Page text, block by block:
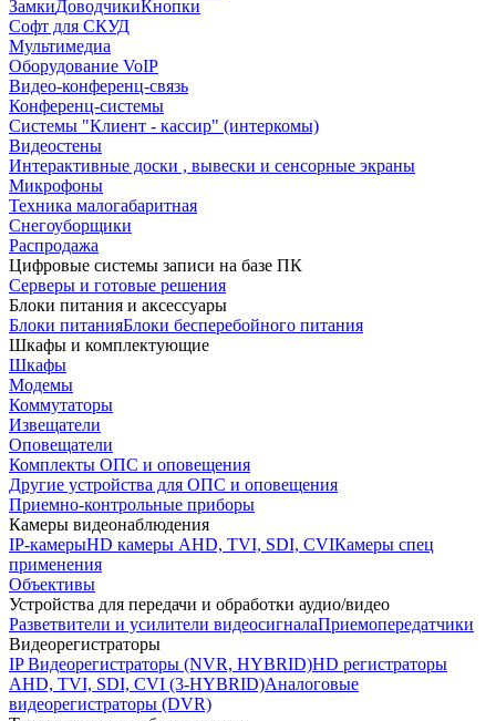
ЗамкиДоводчикиКнопки
Софт для СКУД
Мультимедиа
Оборудование VoIP
Видео-конференц-связь
Конференц-системы
Системы "Клиент - кассир" (интеркомы)
Видеостены
Интерактивные доски , вывески и сенсорные экраны
Микрофоны
Техника малогабаритная
Снегоуборщики
Распродажа
Цифровые системы записи на базе ПК
Серверы и готовые решения
Блоки питания и аксессуары
Блоки питанияБлоки бесперебойного питания
Шкафы и комплектующие
Шкафы
Модемы
Коммутаторы
Извещатели
Оповещатели
Комплекты ОПС и оповещения
Другие устройства для ОПС и оповещения
Приемно-контрольные приборы
Камеры видеонаблюдения
IP-камерыHD камеры AHD, TVI, SDI, CVIКамеры спец
применения
Объективы
Устройства для передачи и обработки аудио/видео
Разветвители и усилители видеосигналаПриемопередатчики
Видеорегистраторы
IP Видеорегистраторы (NVR, HYBRID)HD регистраторы
AHD, TVI, SDI, CVI (3-HYBRID)Аналоговые
видеорегистраторы (DVR)